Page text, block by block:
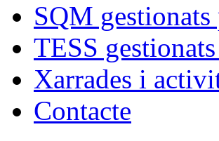
SQM
TESS
Xarrades i
Contacte